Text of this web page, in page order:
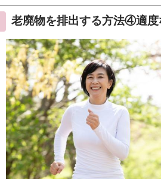
老廃物を排出する方法④適度